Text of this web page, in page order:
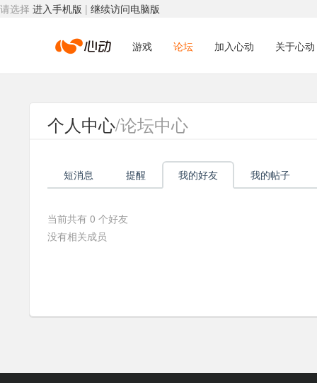
请选择 进入手机版 | 继续访问电脑版
心
动
络
游戏 论坛 加入心动 关于心动
个人中心/论坛中心
短消息 提醒 我的好友 我的帖子
当前共有 0 个好友
没有相关成员